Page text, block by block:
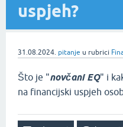
uspjeh?
31.08.2024. pitanje u rubrici
Što je "novčani EQ" i
na financijski uspjeh